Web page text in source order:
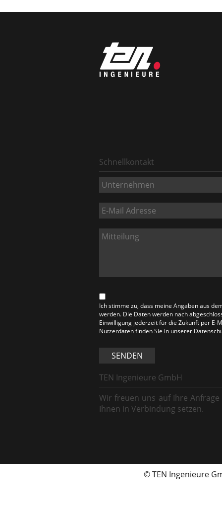
Schnellkontakt
Ich stimme zu, dass meine Angaben aus
werden. Die Daten werden nach
Einwilligung jederzeit für die Zukunft per
Nutzerdaten finden Sie in unserer
SENDEN
TEN Ingenieure GmbH
Wir freuen uns auf Ihre
Ihnen in Verbindung setzen.
© TEN Ingenieure